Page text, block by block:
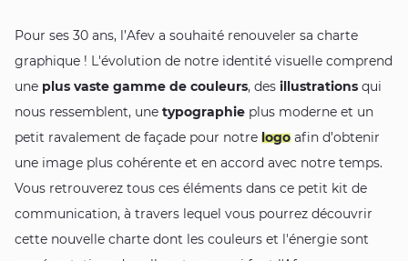
Pour ses 30 ans, l’Afev a souhaité renouveler sa charte
graphique ! L'évolution de notre identité visuelle comprend
une plus vaste gamme de couleurs, des illustrations qui
nous ressemblent, une typographie plus moderne et un
petit ravalement de façade pour notre logo afin d’obtenir
une image plus cohérente et en accord avec notre temps.
Vous retrouverez tous ces éléments dans ce petit kit de
communication, à travers lequel vous pourrez découvrir
cette nouvelle charte dont les couleurs et l'énergie sont